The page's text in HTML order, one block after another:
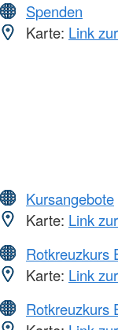
Spenden
Karte: Link
Kursangebote
Karte: Link
Rotkreuzkurs
Karte: Link
Rotkreuzkurs